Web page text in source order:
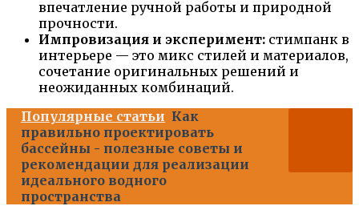
впечатление ручной работы и природной
прочности.
Импровизация и эксперимент: стимпанк в
интерьере — это микс стилей и материалов,
сочетание оригинальных решений и
неожиданных комбинаций.
Популярные статьи Как
правильно проектировать
бассейны - полезные советы и
рекомендации для реализации
идеального водного
пространства